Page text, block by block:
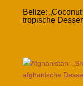
Belize:
tropische